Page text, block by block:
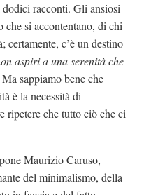
racconti. Gli ansiosi
si accontentano, di chi
certamente, c’è un destino
aspiri a una serenità che
Ma sappiamo bene che
è la necessità di
ripetere che tutto ciò che ci
Maurizio Caruso,
del minimalismo, della